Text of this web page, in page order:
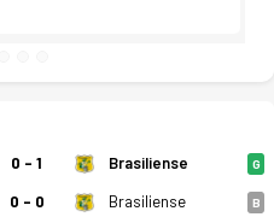
0 - 1 Brasiliense G
0 - 0 Brasiliense B